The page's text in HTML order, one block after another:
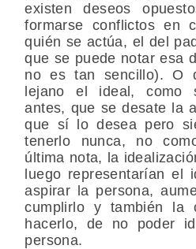
existen deseos
formarse conflictos en
quién se actúa, el del
que se puede notar esa
no es tan sencillo). O
lejano el ideal, como
antes, que se desate la
que sí lo desea pero
tenerlo nunca, no
última nota, la
luego representarían el
aspirar la persona,
cumplirlo y también la
hacerlo, de no poder
persona.